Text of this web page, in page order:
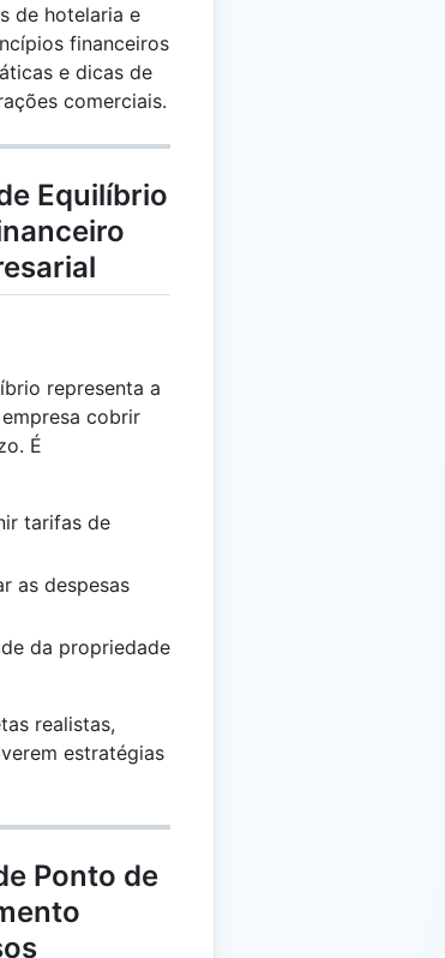
de hotelaria e
financeiros
e dicas de
comerciais.
Equilíbrio
representa a
cobrir
É
tarifas de
as despesas
da propriedade
realistas,
estratégias
Ponto de